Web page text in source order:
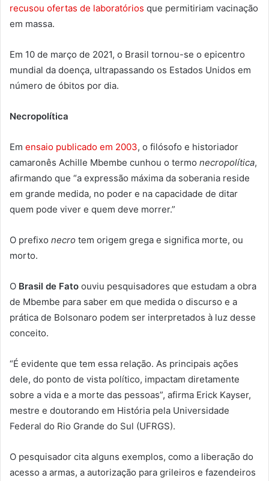
recusou ofertas de laboratórios que permitiriam vacinação
em massa.
Em 10 de março de 2021, o Brasil tornou-se o epicentro
mundial da doença, ultrapassando os Estados Unidos em
número de óbitos por dia.
Necropolítica
Em ensaio publicado em 2003, o filósofo e historiador
camaronês Achille Mbembe cunhou o termo necropolítica,
afirmando que “a expressão máxima da soberania reside
em grande medida, no poder e na capacidade de ditar
quem pode viver e quem deve morrer.”
O prefixo necro tem origem grega e significa morte, ou
morto.
O Brasil de Fato ouviu pesquisadores que estudam a obra
de Mbembe para saber em que medida o discurso e a
prática de Bolsonaro podem ser interpretados à luz desse
conceito.
“É evidente que tem essa relação. As principais ações
dele, do ponto de vista político, impactam diretamente
sobre a vida e a morte das pessoas”, afirma Erick Kayser,
mestre e doutorando em História pela Universidade
Federal do Rio Grande do Sul (UFRGS).
O pesquisador cita alguns exemplos, como a liberação do
acesso a armas, a autorização para grileiros e fazendeiros